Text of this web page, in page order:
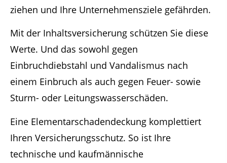
ziehen und Ihre Unternehmensziele gefährden.
Mit der Inhaltsversicherung schützen Sie diese
Werte. Und das sowohl gegen
Einbruchdiebstahl und Vandalismus nach
einem Einbruch als auch gegen Feuer- sowie
Sturm- oder Leitungswasserschäden.
Eine Elementarschadendeckung komplettiert
Ihren Versicherungsschutz. So ist Ihre
technische und kaufmännische